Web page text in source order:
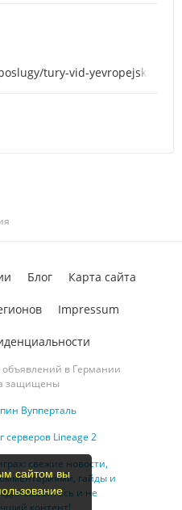
сайтом вы
tury-vid-yevropejskyh-
объявлений в Германии
защищены
Вупперталь
серверов Lineage 2
свежие новости,
гайды и
и не
контент!
Блог Карта сайта
Impressum